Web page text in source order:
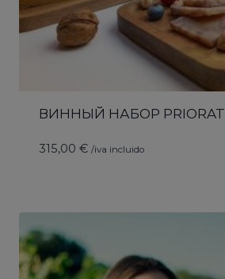
ВИННЫЙ НАБОР PRIORAT
315,00 € /iva incluido